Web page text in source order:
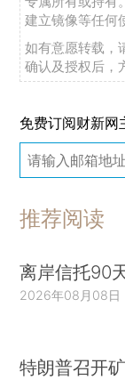
建立镜像等任何
如有意愿转载，
确认及授权后，
免费订阅财新网
推荐阅读
离岸信托90
2026年08月08日
特朗普召开